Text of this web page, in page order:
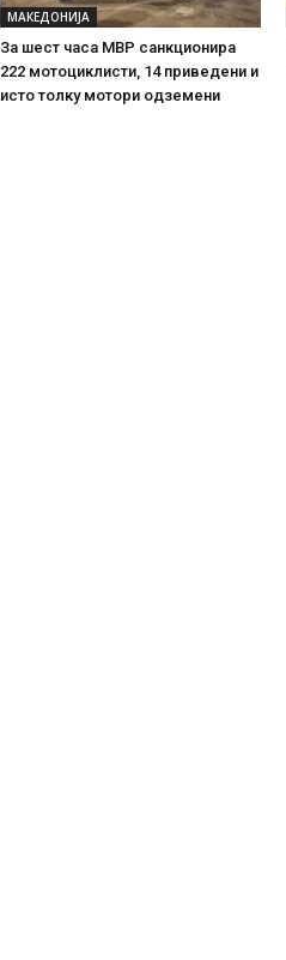
МАКЕДОНИЈА
За шест часа МВР санкционира
222 мотоциклисти, 14 приведени и
исто толку мотори одземени